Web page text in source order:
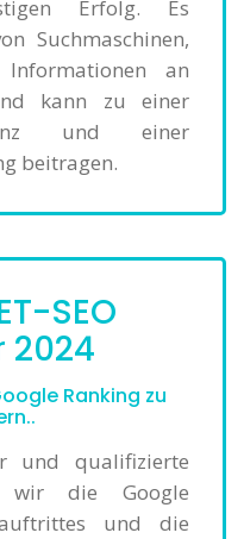
Erfolg. Es
Suchmaschinen,
Informationen an
kann zu einer
und einer
beitragen.
SEO
2024
Ranking zu
und qualifizierte
wir die Google
und die